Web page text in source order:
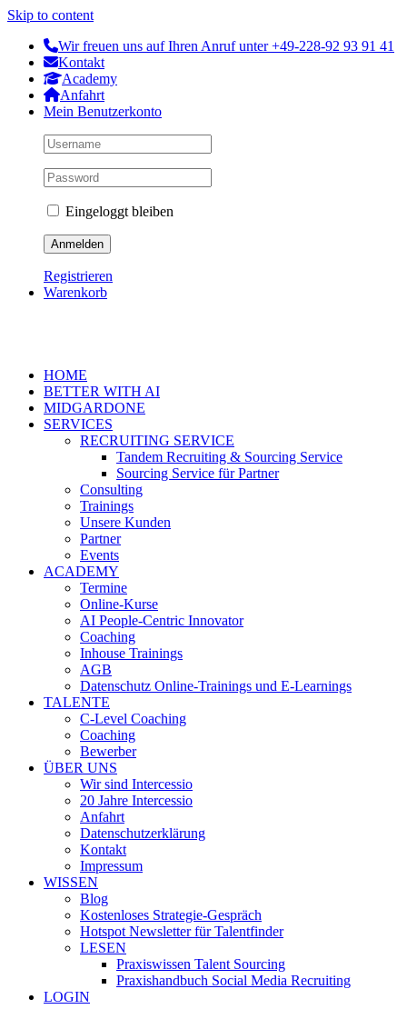
Skip to content
Wir freuen uns auf Ihren Anruf unter +49-228-92 93 91 41
Kontakt
Academy
Anfahrt
Mein Benutzerkonto
Eingeloggt bleiben
Registrieren
Warenkorb
HOME
BETTER WITH AI
MIDGARDONE
SERVICES
RECRUITING SERVICE
Tandem Recruiting & Sourcing Service
Sourcing Service für Partner
Consulting
Trainings
Unsere Kunden
Partner
Events
ACADEMY
Termine
Online-Kurse
AI People-Centric Innovator
Coaching
Inhouse Trainings
AGB
Datenschutz Online-Trainings und E-Learnings
TALENTE
C-Level Coaching
Coaching
Bewerber
ÜBER UNS
Wir sind Intercessio
20 Jahre Intercessio
Anfahrt
Datenschutzerklärung
Kontakt
Impressum
WISSEN
Blog
Kostenloses Strategie-Gespräch
Hotspot Newsletter für Talentfinder
LESEN
Praxiswissen Talent Sourcing
Praxishandbuch Social Media Recruiting
LOGIN